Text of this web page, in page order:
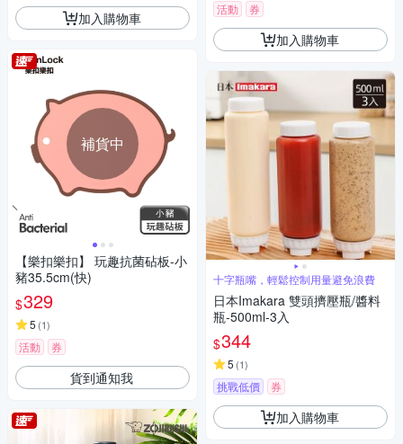
加入購物車
補貨中
【樂扣樂扣】 玩趣抗菌砧板-小
豬35.5cm(快)
$329
5 (1)
活動 券
貨到通知我
活動 券
加入購物車
十字瓶嘴，輕鬆控制用量避免浪費
日本Imakara 雙頭擠壓瓶/醬料
瓶-500ml-3入
$344
5 (1)
挑戰低價 券
加入購物車